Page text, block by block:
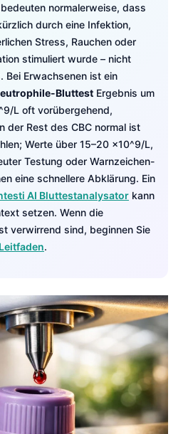
bedeuten normalerweise, dass
durch eine Infektion,
Stress, Rauchen oder
stimuliert wurde – nicht
Bei Erwachsenen ist ein
Bluttest Ergebnis um
L oft vorübergehend,
der Rest des CBC normal ist
Werte über 15–20 ×10^9/L,
Testung oder Warnzeichen-
eine schnellere Abklärung. Ein
AI Bluttestanalysator kann
setzen. Wenn die
verwirrend sind, beginnen Sie
.